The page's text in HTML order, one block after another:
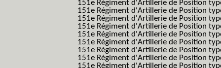
151e Régiment d'Artillerie de Position
151e Régiment d'Artillerie de Position
151e Régiment d'Artillerie de Position
151e Régiment d'Artillerie de Position
151e Régiment d'Artillerie de Position
151e Régiment d'Artillerie de Position
151e Régiment d'Artillerie de Position
151e Régiment d'Artillerie de Position
151e Régiment d'Artillerie de Position